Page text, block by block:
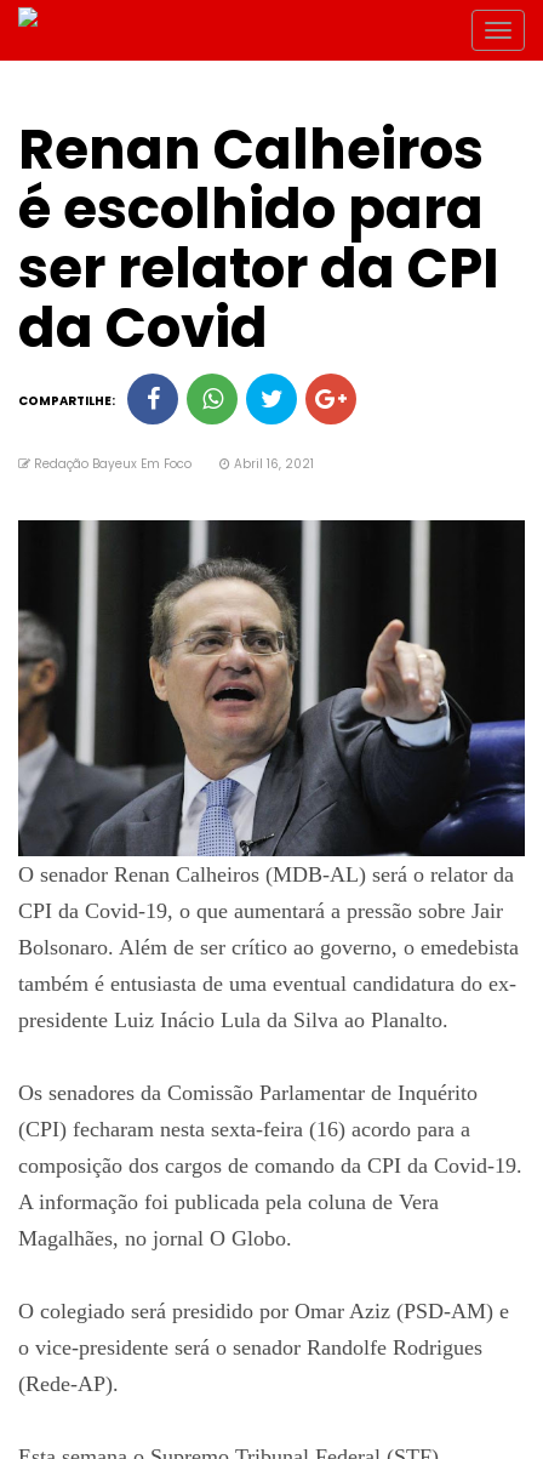
Renan Calheiros
é escolhido para
ser relator da CPI
da Covid
COMPARTILHE:
Redação Bayeux Em Foco Abril 16, 2021
O senador Renan Calheiros (MDB-AL) será o relator da
CPI da Covid-19, o que aumentará a pressão sobre Jair
Bolsonaro. Além de ser crítico ao governo, o emedebista
também é entusiasta de uma eventual candidatura do ex-
presidente Luiz Inácio Lula da Silva ao Planalto.
Os senadores da Comissão Parlamentar de Inquérito
(CPI) fecharam nesta sexta-feira (16) acordo para a
composição dos cargos de comando da CPI da Covid-19.
A informação foi publicada pela coluna de Vera
Magalhães, no jornal O Globo.
O colegiado será presidido por Omar Aziz (PSD-AM) e
o vice-presidente será o senador Randolfe Rodrigues
(Rede-AP).